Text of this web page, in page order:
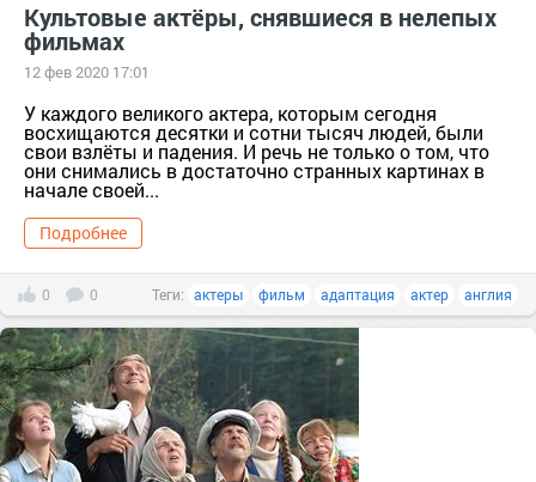
Культовые актёры, снявшиеся в нелепых
фильмах
12 фев 2020 17:01
У каждого великого актера, которым сегодня
восхищаются десятки и сотни тысяч людей, были
свои взлёты и падения. И речь не только о том, что
они снимались в достаточно странных картинах в
начале своей...
Подробнее
0 0 Теги: актеры фильм адаптация актер англия